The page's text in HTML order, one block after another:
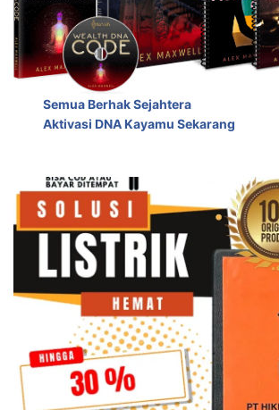
Semua Berhak Sejahtera
Aktivasi DNA Kayamu Sekarang